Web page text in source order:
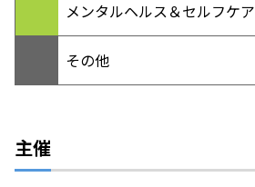
メンタルヘルス＆セルフケア
その他
主催